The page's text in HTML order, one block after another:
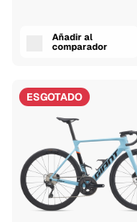
Añadir al
comparador
ESGOTADO